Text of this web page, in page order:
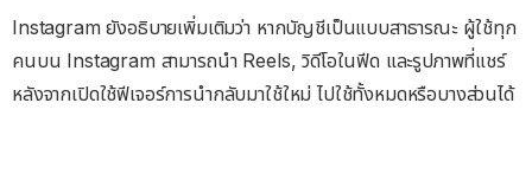
Instagram ยังอธิบายเพิ่มเติมว่า หากบัญชีเป็นแบบสาธารณะ ผู้ใช้ทุก
คนบน Instagram สามารถนำ Reels, วิดีโอในฟีด และรูปภาพที่แชร์
หลังจากเปิดใช้ฟีเจอร์การนำกลับมาใช้ใหม่ ไปใช้ทั้งหมดหรือบางส่วนได้